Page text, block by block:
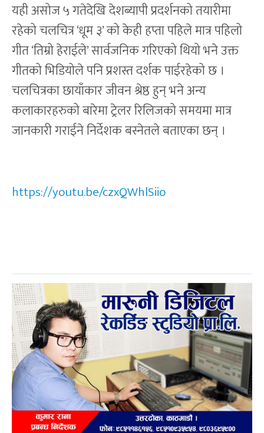
यही असोज ५ गतेदेखि देशब्यापी प्रदर्शनको तयारीमा
रहेको चलचित्र ‘धूम ३’ को केही हप्ता पहिले मात्र पहिलो
गीत ‘तिम्रो हेराईले’ सार्वजनिक गरिएको थियो भने उक्त
गीतको भिडियोले पनि प्रशस्त दर्शक पाईरहेको छ ।
चलचित्रका छायाँकार जीवन श्रेष्ठ हुन् भने अन्य
कलाकारहरुको बारेमा ट्रेलर रिलिजको समयमा मात्र
जानकारी गराईंने निर्देशक बस्नेतले बताएका छन् ।
https://youtu.be/czxQWhlSiio